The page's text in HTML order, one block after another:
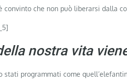
convinto che non può liberarsi dalla
nostra vita
stati programmati come